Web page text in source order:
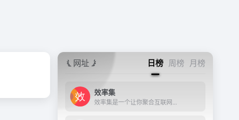
网址 日榜 周榜 月榜
效率集
效率集是一个让你聚合互联网...